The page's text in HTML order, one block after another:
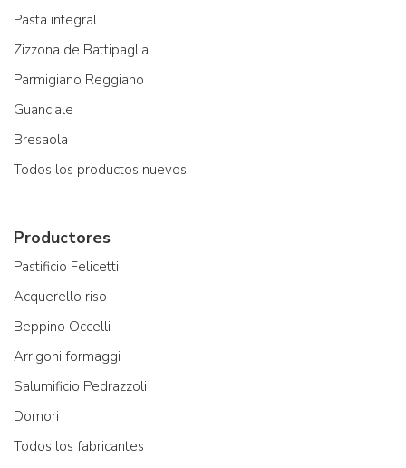
Pasta integral
Zizzona de Battipaglia
Parmigiano Reggiano
Guanciale
Bresaola
Todos los productos nuevos
Productores
Pastificio Felicetti
Acquerello riso
Beppino Occelli
Arrigoni formaggi
Salumificio Pedrazzoli
Domori
Todos los fabricantes